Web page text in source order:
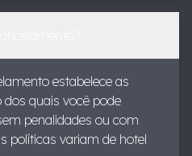
estabelece as
dos quais você pode
penalidades ou com
políticas variam de hotel